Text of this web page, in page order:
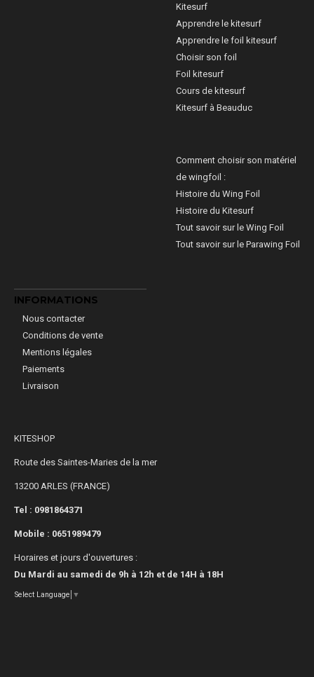
Kitesurf
Apprendre le kitesurf
Apprendre le foil kitesurf
Choisir son foil
Foil kitesurf
Cours de kitesurf
Kitesurf à Beauduc
Comment choisir son matériel
de wingfoil :
Histoire du Wing Foil
Histoire du Kitesurf
Tout savoir sur le Wing Foil
Tout savoir sur le Parawing Foil
INFORMATIONS
Nous contacter
Conditions de vente
Mentions légales
Paiements
Livraison
KITESHOP
Route des Saintes-Maries de la mer
13200 ARLES (FRANCE)
Tel : 0981864371
Mobile : 0651989479
Horaires et jours d'ouvertures :
Du Mardi au samedi de 9h à 12h et de 14H à 18H
Select Language ▼